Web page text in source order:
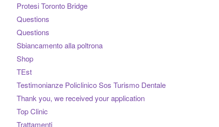
Protesi Toronto Bridge
Questions
Questions
Sbiancamento alla poltrona
Shop
TEst
Testimonianze Policlinico Sos Turismo Dentale
Thank you, we received your application
Top Clinic
Trattamenti